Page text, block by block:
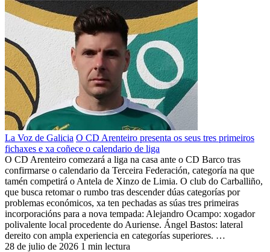
La Voz de Galicia O CD Arenteiro presenta os seus tres primeiros
fichaxes e xa coñece o calendario de liga
O CD Arenteiro comezará a liga na casa ante o CD Barco tras
confirmarse o calendario da Terceira Federación, categoría na que
tamén competirá o Antela de Xinzo de Limia. O club do Carballiño,
que busca retomar o rumbo tras descender dúas categorías por
problemas económicos, xa ten pechadas as súas tres primeiras
incorporacións para a nova tempada: Alejandro Ocampo: xogador
polivalente local procedente do Auriense. Ángel Bastos: lateral
dereito con ampla experiencia en categorías superiores. …
28 de julio de 2026 1 min lectura